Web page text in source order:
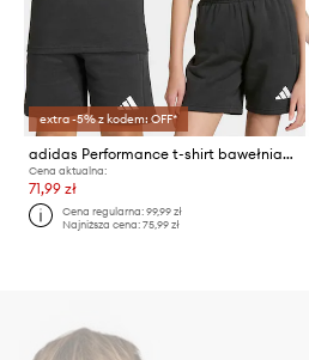
extra -5% z kodem: OFF*
adidas Performance t-shirt bawełniany dziecięcy
Cena aktualna:
71,99 zł
Cena regularna:99,99 zł
Najniższa cena:75,99 zł